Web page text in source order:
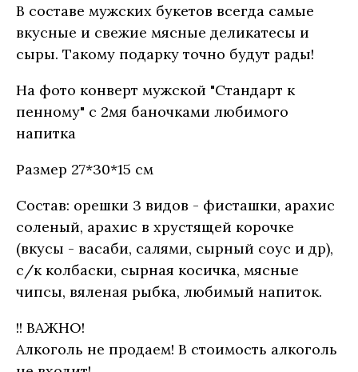
В составе мужских букетов всегда самые
вкусные и свежие мясные деликатесы и
сыры. Такому подарку точно будут рады!
На фото конверт мужской "Стандарт к
пенному" с 2мя баночками любимого
напитка
Размер 27*30*15 см
Состав: орешки 3 видов - фисташки, арахис
соленый, арахис в хрустящей корочке
(вкусы - васаби, салями, сырный соус и др),
с/к колбаски, сырная косичка, мясные
чипсы, вяленая рыбка, любимый напиток.
!! ВАЖНО!
Алкоголь не продаем! В стоимость алкоголь